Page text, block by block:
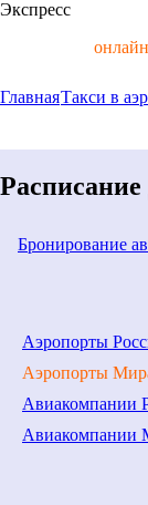
Экспресс
онлайн
ГлавнаяТакси в
Бронирование
Аэропорты
Аэропорты
Авиакомпании
Авиакомпании